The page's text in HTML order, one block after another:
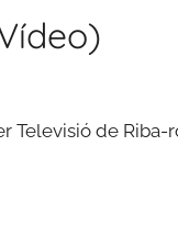
de Riba-